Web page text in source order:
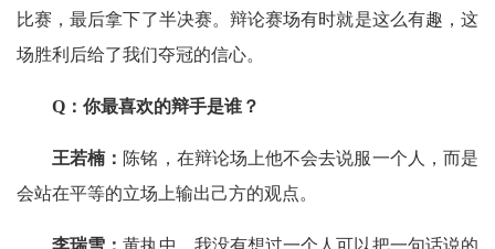
比赛，最后拿下了半决赛。辩论赛场有时就是这么有趣，这
场胜利后给了我们夺冠的信心。
Q：你最喜欢的辩手是谁？
王若楠： 陈铭，在辩论场上他不会去说服一个人，而是
会站在平等的立场上输出己方的观点。
李瑞雪：黄执中，我没有想过一个人可以把一句话说的